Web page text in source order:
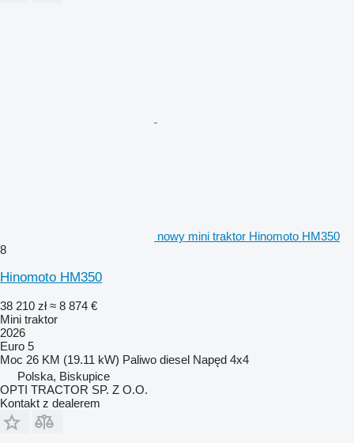
nowy mini traktor Hinomoto HM350
8
Hinomoto HM350
38 210 zł ≈ 8 874 €
Mini traktor
2026
Euro 5
Moc 26 KM (19.11 kW) Paliwo diesel Napęd 4x4
Polska, Biskupice
OPTI TRACTOR SP. Z O.O.
Kontakt z dealerem